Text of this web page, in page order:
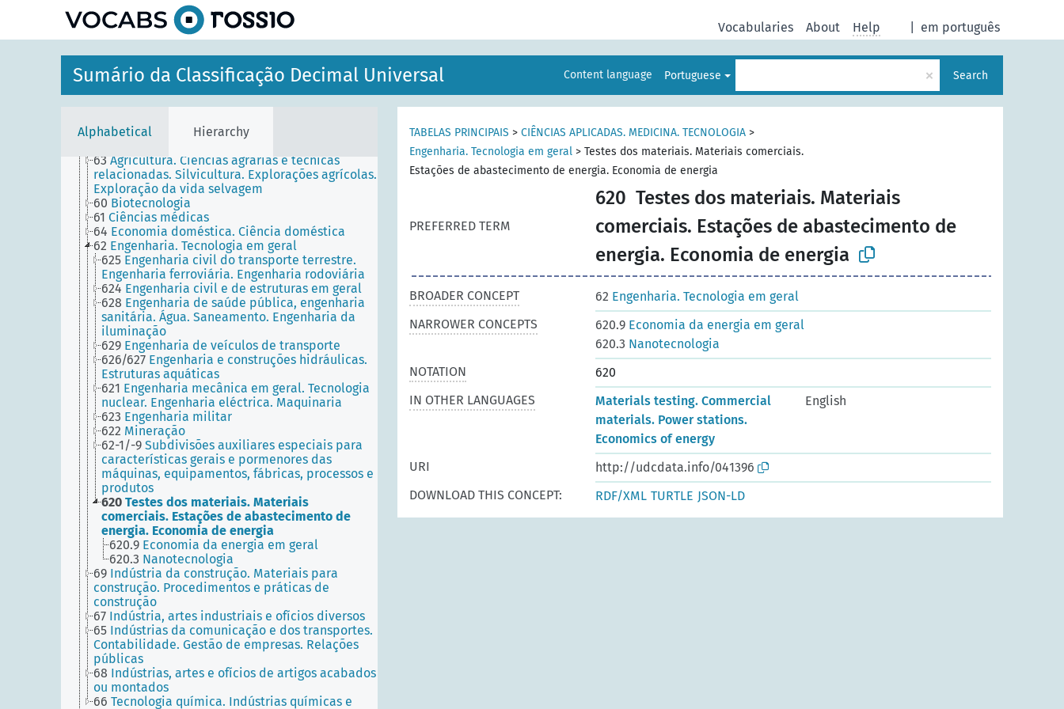
em português
Vocabularies About Help
Sumário da Classificação Decimal Universal Content language Portuguese × Search
Alphabetical Hierarchy
- TABELAS DE AUXILIARES COMUNS
---- TABELAS PRINCIPAIS
ARTE. RECREAÇÃO. ENTRETENIMENTO. DESPORTO
CIÊNCIA E CONHECIMENTO. ORGANIZAÇÃO.
BIBLIOTECONOMIA. INSTITUIÇÕES. PUBLICAÇÕES
63 Agricultura. Ciências agrárias e técnicas
relacionadas. Silvicultura. Explorações agrícolas.
Exploração da vida selvagem
60 Biotecnologia
61 Ciências médicas
64 Economia doméstica. Ciência doméstica
62 Engenharia. Tecnologia em geral
625 Engenharia civil do transporte terrestre.
Engenharia ferroviária. Engenharia rodoviária
624 Engenharia civil e de estruturas em geral
628 Engenharia de saúde pública, engenharia
sanitária. Água. Saneamento. Engenharia da
iluminação
629 Engenharia de veículos de transporte
626/627 Engenharia e construções hidráulicas.
Estruturas aquáticas
621 Engenharia mecânica em geral. Tecnologia
nuclear. Engenharia eléctrica. Maquinaria
623 Engenharia militar
622 Mineração
62-1/-9 Subdivisões auxiliares especiais para
características gerais e pormenores das
máquinas, equipamentos, fábricas, processos e
produtos
620 Testes dos materiais. Materiais
comerciais. Estações de abastecimento de
energia. Economia de energia
620.9 Economia da energia em geral
620.3 Nanotecnologia
69 Indústria da construção. Materiais para
construção. Procedimentos e práticas de
construção
67 Indústria, artes industriais e ofícios diversos
65 Indústrias da comunicação e dos transportes.
Contabilidade. Gestão de empresas. Relações
públicas
68 Indústrias, artes e ofícios de artigos acabados
ou montados
66 Tecnologia química. Indústrias químicas e
TABELAS PRINCIPAIS > CIÊNCIAS APLICADAS. MEDICINA. TECNOLOGIA >
Engenharia. Tecnologia em geral > Testes dos materiais. Materiais comerciais.
Estações de abastecimento de energia. Economia de energia
PREFERRED TERM
620 Testes dos materiais. Materiais
comerciais. Estações de abastecimento de
energia. Economia de energia
BROADER CONCEPT 62 Engenharia. Tecnologia em geral
NARROWER CONCEPTS
620.9 Economia da energia em geral
620.3 Nanotecnologia
NOTATION
620
IN OTHER LANGUAGES
Materials testing. Commercial
materials. Power stations.
Economics of energy
English
URI
http://udcdata.info/041396
DOWNLOAD THIS CONCEPT:
RDF/XML TURTLE JSON-LD